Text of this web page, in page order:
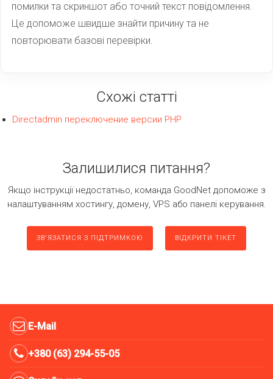
помилки та скриншот або точний текст повідомлення.
Це допоможе швидше знайти причину та не
повторювати базові перевірки.
Схожі статті
Directadmin переключение версии PHP
Залишилися питання?
Якщо інструкції недостатньо, команда GoodNet допоможе з
налаштуванням хостингу, домену, VPS або панелі керування.
ЗВ'ЯЗАТИСЯ З ПІДТРИМКОЮ ВІДКРИТИ ТІКЕТ
E-Mail
+380 (63) 294-55-05